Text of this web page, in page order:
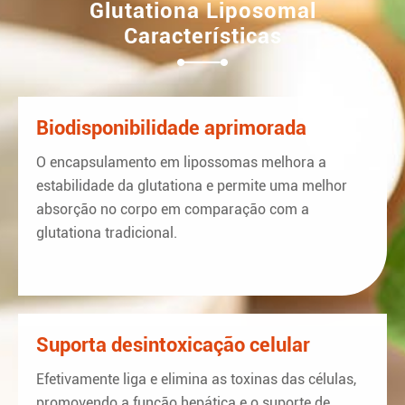
Glutationa Liposomal
Características
Biodisponibilidade aprimorada
O encapsulamento em lipossomas melhora a
estabilidade da glutationa e permite uma melhor
absorção no corpo em comparação com a
glutationa tradicional.
Suporta desintoxicação celular
Efetivamente liga e elimina as toxinas das células,